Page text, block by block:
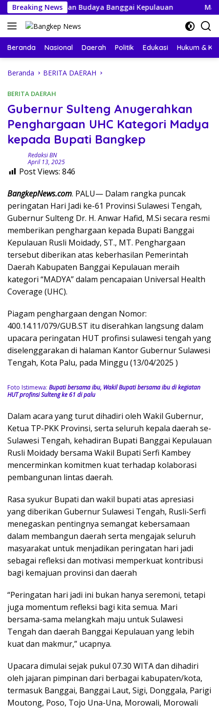
Langsung
ke
konten
Breaking News
Perayaan Budaya Banggai Kepulauan Mahasiswa
Beranda Nasional Daerah Politik Edukasi Hukum &
Beranda BERITA DAERAH
BERITA DAERAH
Gubernur Sulteng Anugerahkan
Penghargaan UHC Kategori Madya
kepada Bupati Bangkep
Redaksi BN
April 13, 2025
Post Views: 846
BangkepNews.com. PALU— Dalam rangka puncak
peringatan Hari Jadi ke-61 Provinsi Sulawesi Tengah,
Gubernur Sulteng Dr. H. Anwar Hafid, M.Si secara resmi
memberikan penghargaan kepada Bupati Banggai
Kepulauan Rusli Moidady, ST., MT. Penghargaan
tersebut diberikan atas keberhasilan Pemerintah
Daerah Kabupaten Banggai Kepulauan meraih
kategori “MADYA” dalam pencapaian Universal Health
Coverage (UHC).
Piagam penghargaan dengan Nomor:
400.14.11/079/GUB.ST itu diserahkan langsung dalam
upacara peringatan HUT profinsi sulawesi tengah yang
diselenggarakan di halaman Kantor Gubernur Sulawesi
Tengah, Kota Palu, pada Minggu (13/04/2025 )
Foto Istimewa: Bupati bersama ibu, Wakil Bupati bersama ibu di kegiatan
HUT profinsi Sulteng ke 61 di palu
Dalam acara yang turut dihadiri oleh Wakil Gubernur,
Ketua TP-PKK Provinsi, serta seluruh kepala daerah se-
Sulawesi Tengah, kehadiran Bupati Banggai Kepulauan
Rusli Moidady bersama Wakil Bupati Serfi Kambey
mencerminkan komitmen kuat terhadap kolaborasi
pembangunan lintas daerah.
Rasa syukur Bupati dan wakil bupati atas apresiasi
yang diberikan Gubernur Sulawesi Tengah, Rusli-Serfi
menegaskan pentingnya semangat kebersamaan
dalam membangun daerah serta mengajak seluruh
masyarakat untuk menjadikan peringatan hari jadi
sebagai refleksi dan motivasi memperkuat kontribusi
bagi kemajuan provinsi dan daerah
“Peringatan hari jadi ini bukan hanya seremoni, tetapi
juga momentum refleksi bagi kita semua. Mari
bersama-sama melangkah maju untuk Sulawesi
Tengah dan daerah Banggai Kepulauan yang lebih
kuat dan makmur,” ucapnya.
Upacara dimulai sejak pukul 07.30 WITA dan dihadiri
oleh jajaran pimpinan dari berbagai kabupaten/kota,
termasuk Banggai, Banggai Laut, Sigi, Donggala, Parigi
Moutong, Poso, Tojo Una-Una, Morowali, Morowali